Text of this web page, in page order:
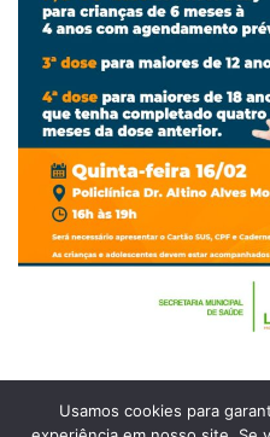
Usamos cookies para